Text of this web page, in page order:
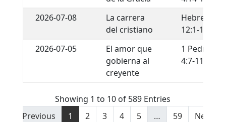
2026-07-08
La carrera
del cristiano
Hebreos
12:1-13
2026-07-05
El amor que
gobierna al
creyente
1 Pedro
4:7-11
Showing 1 to 10 of 589 Entries
Previous
1 2 3 4 5 … 59 Next